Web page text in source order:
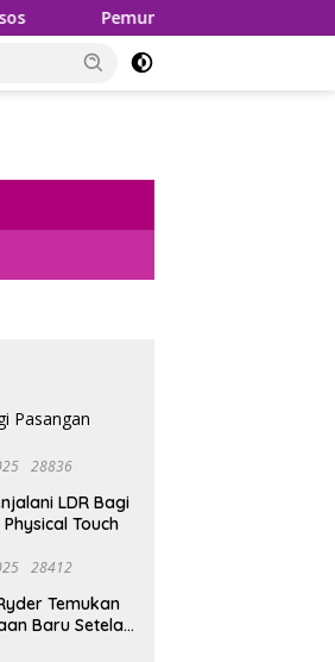
PPh 22 Marketplace Kembali
28836
LDR Bagi
Touch
28412
Temukan
Baru Setelah